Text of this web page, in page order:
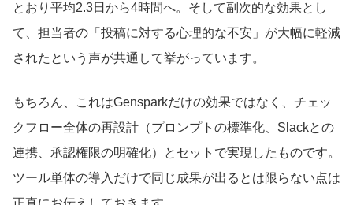
とおり平均2.3日から4時間へ。そして副次的な効果とし
て、担当者の「投稿に対する心理的な不安」が大幅に軽減
されたという声が共通して挙がっています。
もちろん、これはGensparkだけの効果ではなく、チェッ
クフロー全体の再設計（プロンプトの標準化、Slackとの
連携、承認権限の明確化）とセットで実現したものです。
ツール単体の導入だけで同じ成果が出るとは限らない点は